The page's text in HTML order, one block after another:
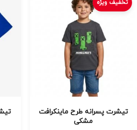
تخفیف ویژه
تیشرت پسرانه طرح ماینکرافت
مشکی